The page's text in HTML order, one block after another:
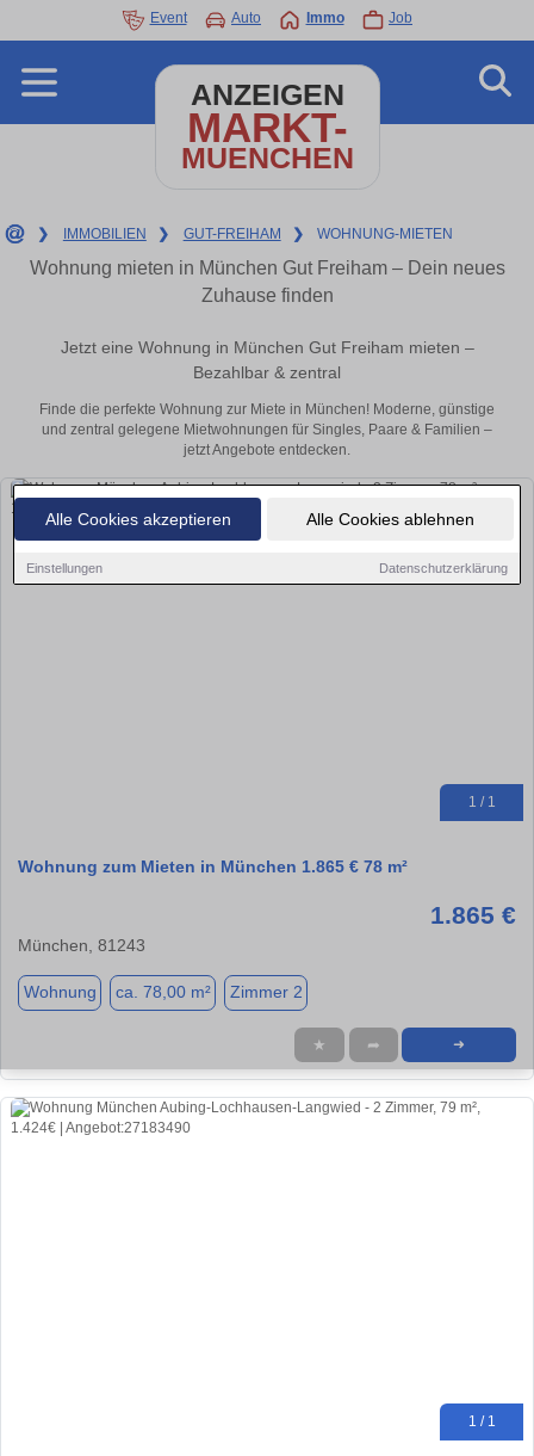
Alle Cookies akzeptieren Alle Cookies ablehnen
Einstellungen Datenschutzerklärung
Event Auto Immo Job
ANZEIGEN
MARKT-
MUENCHEN
❯ IMMOBILIEN ❯ GUT-FREIHAM ❯ WOHNUNG-MIETEN
Wohnung mieten in München Gut Freiham – Dein neues
Zuhause finden
Jetzt eine Wohnung in München Gut Freiham mieten –
Bezahlbar & zentral
Finde die perfekte Wohnung zur Miete in München! Moderne, günstige
und zentral gelegene Mietwohnungen für Singles, Paare & Familien –
jetzt Angebote entdecken.
1 / 1
Wohnung zum Mieten in München 1.865 € 78 m²
1.865 €
München, 81243
Wohnung ca. 78,00 m² Zimmer 2
★ ➦ ➜
1 / 1